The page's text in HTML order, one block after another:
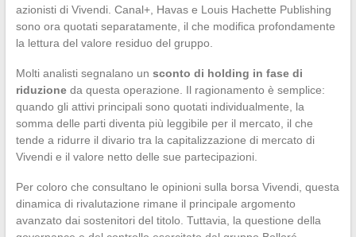
azionisti di Vivendi. Canal+, Havas e Louis Hachette Publishing
sono ora quotati separatamente, il che modifica profondamente
la lettura del valore residuo del gruppo.
Molti analisti segnalano un sconto di holding in fase di
riduzioneda questa operazione. Il ragionamento è semplice:
quando gli attivi principali sono quotati individualmente, la
somma delle parti diventa più leggibile per il mercato, il che
tende a ridurre il divario tra la capitalizzazione di mercato di
Vivendi e il valore netto delle sue partecipazioni.
Per coloro che consultano le opinioni sulla borsa Vivendi, questa
dinamica di rivalutazione rimane il principale argomento
avanzato dai sostenitori del titolo. Tuttavia, la questione della